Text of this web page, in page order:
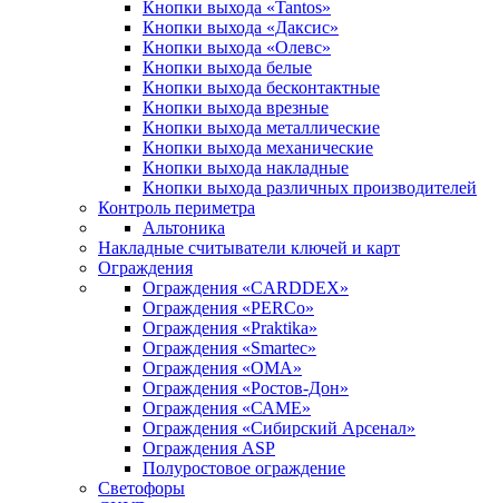
Кнопки выхода «Tantos»
Кнопки выхода «Даксис»
Кнопки выхода «Олевс»
Кнопки выхода белые
Кнопки выхода бесконтактные
Кнопки выхода врезные
Кнопки выхода металлические
Кнопки выхода механические
Кнопки выхода накладные
Кнопки выхода различных производителей
Контроль периметра
Альтоника
Накладные считыватели ключей и карт
Ограждения
Ограждения «CARDDEX»
Ограждения «PERCo»
Ограждения «Praktika»
Ограждения «Smartec»
Ограждения «ОМА»
Ограждения «Ростов-Дон»
Ограждения «САМЕ»
Ограждения «Сибирский Арсенал»
Ограждения ASP
Полуростовое ограждение
Светофоры